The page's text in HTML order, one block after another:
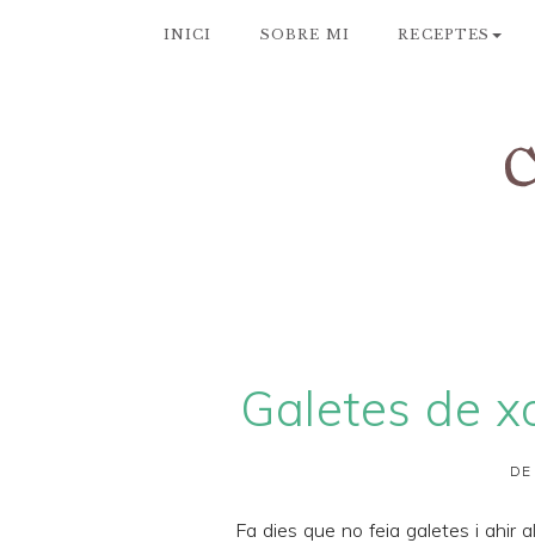
INICI SOBRE MI RECEPTES
Galetes de
Fa dies que no feia galetes i ahir